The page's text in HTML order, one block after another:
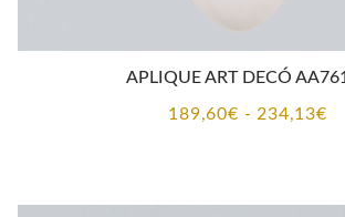
APLIQUE ART DECÓ
189,60€ - 234,13€